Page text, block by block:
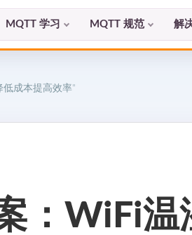
MQTT 学习 MQTT 规范 解
成本提高效率"
：WiFi温